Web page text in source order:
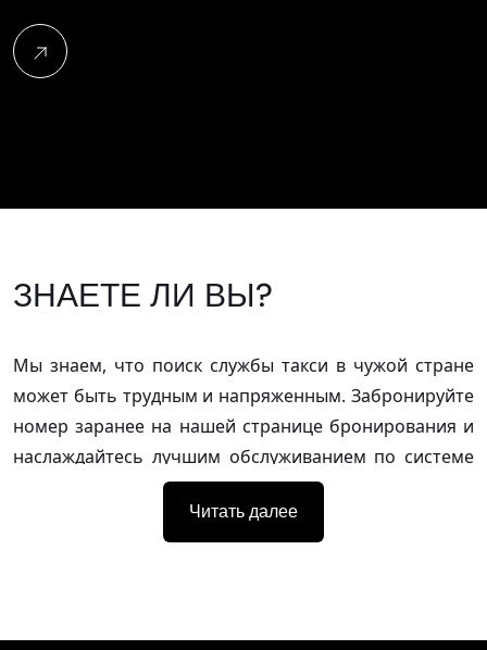
ЗНАЕТЕ ЛИ ВЫ?
Мы знаем, что поиск службы такси в чужой стране
может быть трудным и напряженным. Забронируйте
номер заранее на нашей странице бронирования и
наслаждайтесь лучшим обслуживанием по системе
"все включено" без каких-либо сюрпризов.
Оставайтесь на связи с нашей круглосуточной
Читать далее